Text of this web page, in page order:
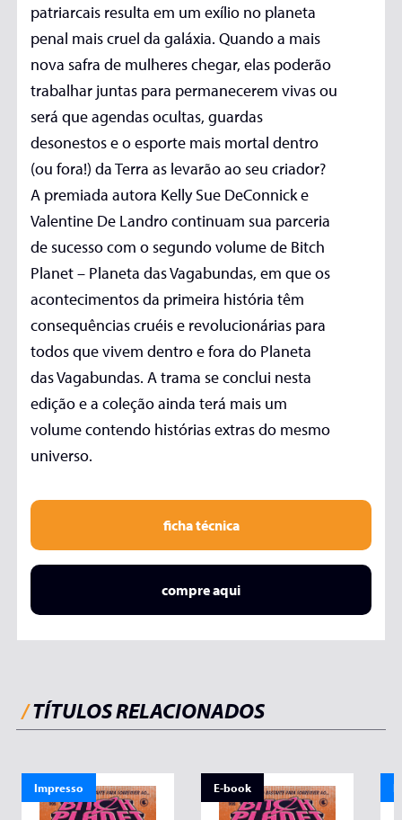
patriarcais resulta em um exílio no planeta
penal mais cruel da galáxia. Quando a mais
nova safra de mulheres chegar, elas poderão
trabalhar juntas para permanecerem vivas ou
será que agendas ocultas, guardas
desonestos e o esporte mais mortal dentro
(ou fora!) da Terra as levarão ao seu criador?
A premiada autora Kelly Sue DeConnick e
Valentine De Landro continuam sua parceria
de sucesso com o segundo volume de Bitch
Planet – Planeta das Vagabundas, em que os
acontecimentos da primeira história têm
consequências cruéis e revolucionárias para
todos que vivem dentro e fora do Planeta
das Vagabundas. A trama se conclui nesta
edição e a coleção ainda terá mais um
volume contendo histórias extras do mesmo
universo.
ficha técnica
compre aqui
/TÍTULOS RELACIONADOS
Impresso E-book